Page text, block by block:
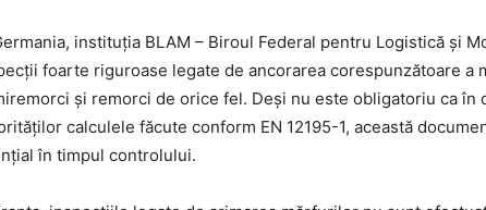
instituția BLAM – Biroul Federal pentru Logistică și
foarte riguroase legate de ancorarea corespunzătoare a
și remorci de orice fel. Deși nu este obligatoriu ca în
calculele făcute conform EN 12195-1, această
în timpul controlului.